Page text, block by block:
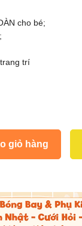
cho bé;
trí
giỏ hàng